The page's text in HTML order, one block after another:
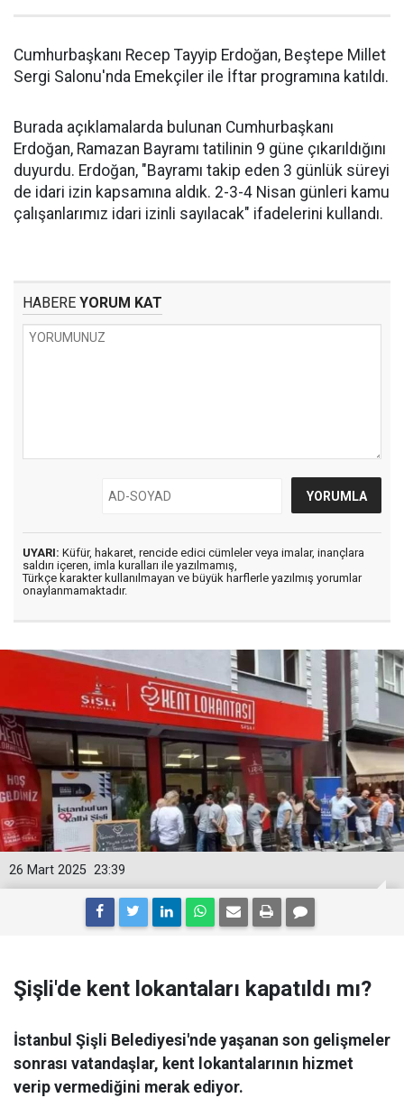
Cumhurbaşkanı Recep Tayyip Erdoğan, Beştepe Millet
Sergi Salonu'nda Emekçiler ile İftar programına katıldı.
Burada açıklamalarda bulunan Cumhurbaşkanı
Erdoğan, Ramazan Bayramı tatilinin 9 güne çıkarıldığını
duyurdu. Erdoğan, "Bayramı takip eden 3 günlük süreyi
de idari izin kapsamına aldık. 2-3-4 Nisan günleri kamu
çalışanlarımız idari izinli sayılacak" ifadelerini kullandı.
HABERE YORUM KAT
UYARI: Küfür, hakaret, rencide edici cümleler veya imalar, inançlara
saldırı içeren, imla kuralları ile yazılmamış,
Türkçe karakter kullanılmayan ve büyük harflerle yazılmış yorumlar
onaylanmamaktadır.
23:39
26 Mart 2025
Şişli'de kent lokantaları kapatıldı mı?
İstanbul Şişli Belediyesi'nde yaşanan son gelişmeler
sonrası vatandaşlar, kent lokantalarının hizmet
verip vermediğini merak ediyor.